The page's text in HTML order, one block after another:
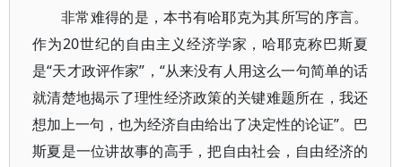
非常难得的是，本书有哈耶克为其所写的序言。
作为20世纪的自由主义经济学家，哈耶克称巴斯夏
是“天才政评作家”，“从来没有人用这么一句简单的话
就清楚地揭示了理性经济政策的关键难题所在，我还
想加上一句，也为经济自由给出了决定性的论证”。巴
斯夏是一位讲故事的高手，把自由社会，自由经济的